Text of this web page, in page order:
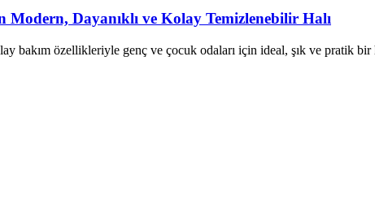
Modern, Dayanıklı ve Kolay Temizlenebilir Halı
bakım özellikleriyle genç ve çocuk odaları için ideal, şık ve pratik bir